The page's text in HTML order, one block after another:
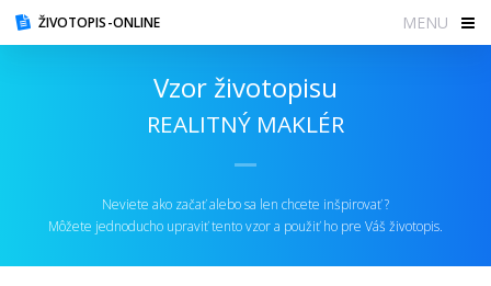
ŽIVOTOPIS-ONLINE MENU
Vzor životopisu
REALITNÝ MAKLÉR
Neviete ako začať alebo sa len chcete inšpirovať ?
Môžete jednoducho upraviť tento vzor a použiť ho pre Váš životopis.